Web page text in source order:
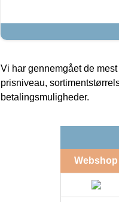
Vi har gennemgået de
prisniveau,
betalingsmuligheder.
Webshop